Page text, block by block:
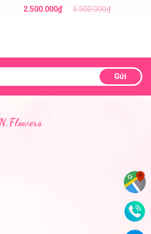
2.500.000₫ 3.500.000₫
Gửi